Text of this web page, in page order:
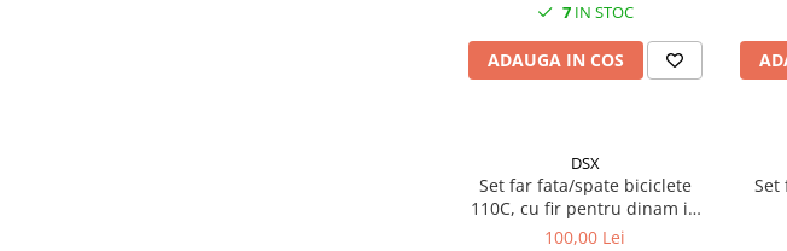
7IN STOC
ADAUGA IN COS
DSX
Set far fata/spate biciclete
110C, cu fir pentru dinam in
butuc
100,00 Lei
Set